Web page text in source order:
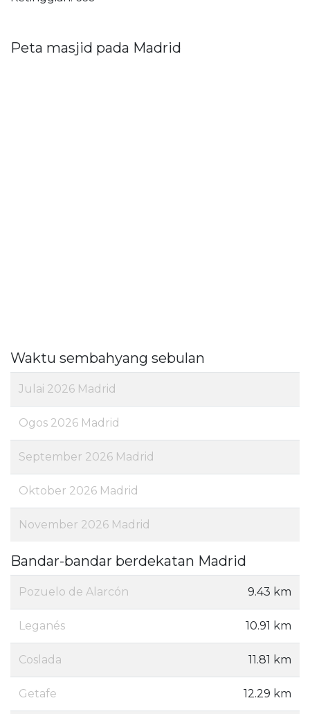
Peta masjid pada Madrid
Waktu sembahyang sebulan
Julai 2026 Madrid
Ogos 2026 Madrid
September 2026 Madrid
Oktober 2026 Madrid
November 2026 Madrid
Bandar-bandar berdekatan Madrid
Pozuelo de Alarcón 9.43 km
Leganés 10.91 km
Coslada 11.81 km
Getafe 12.29 km